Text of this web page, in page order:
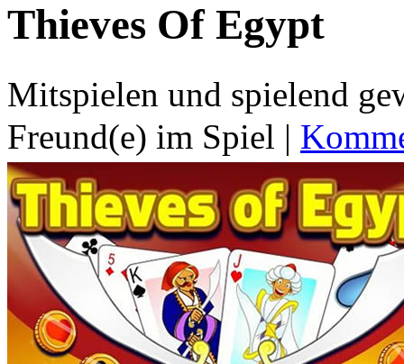
Thieves Of Egypt
Mitspielen und spielend
Freund(e) im Spiel |